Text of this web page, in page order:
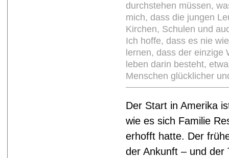
durchstehen müssen,
mich, dass die jungen
Kirchen, Schulen und
Ich hoffe, dass es nie
lernen, dass der einzige
leben darin besteht,
Menschen glücklicher
Der Start in Amerika
wie es sich Familie
erhofft hatte. Der
der Ankunft – und der